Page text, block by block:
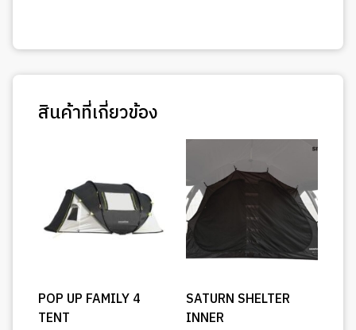
สินค้าที่เกี่ยวข้อง
POP UP FAMILY 4
TENT
SATURN SHELTER
INNER